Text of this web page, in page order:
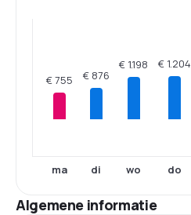
€ 755
ma
€ 876
di
€ 1.198
wo
€ 1.204
do
Algemene informatie